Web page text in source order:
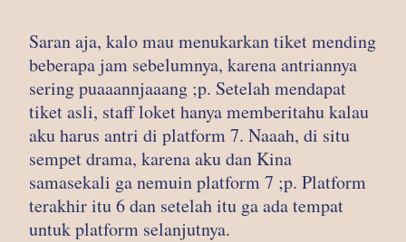
Saran aja, kalo mau menukarkan tiket mending
beberapa jam sebelumnya, karena antriannya
sering puaaannjaaang ;p. Setelah mendapat
tiket asli, staff loket hanya memberitahu kalau
aku harus antri di platform 7. Naaah, di situ
sempet drama, karena aku dan Kina
samasekali ga nemuin platform 7 ;p. Platform
terakhir itu 6 dan setelah itu ga ada tempat
untuk platform selanjutnya.